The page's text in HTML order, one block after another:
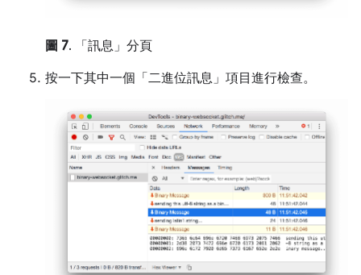
圖 7. 「訊息」分頁
按一下其中一個「二進位訊息」 項目進行檢查。